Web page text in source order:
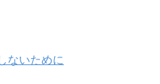
ないために